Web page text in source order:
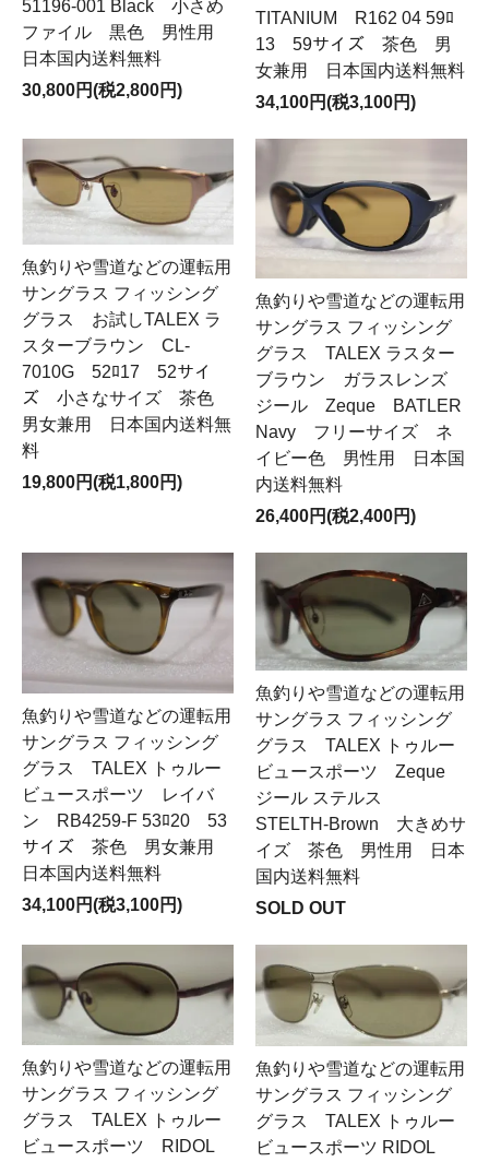
51196-001 Black 小さめ
ファイル 黒色 男性用
日本国内送料無料
30,800円(税2,800円)
TITANIUM R162 04 59ﾛ
13 59サイズ 茶色 男
女兼用 日本国内送料無料
34,100円(税3,100円)
魚釣りや雪道などの運転用
サングラス フィッシング
グラス お試しTALEX ラ
スターブラウン CL-
7010G 52ﾛ17 52サイ
ズ 小さなサイズ 茶色
男女兼用 日本国内送料無
料
19,800円(税1,800円)
魚釣りや雪道などの運転用
サングラス フィッシング
グラス TALEX ラスター
ブラウン ガラスレンズ
ジール Zeque BATLER
Navy フリーサイズ ネ
イビー色 男性用 日本国
内送料無料
26,400円(税2,400円)
魚釣りや雪道などの運転用
サングラス フィッシング
グラス TALEX トゥルー
ビュースポーツ レイバ
ン RB4259-F 53ﾛ20 53
サイズ 茶色 男女兼用
日本国内送料無料
34,100円(税3,100円)
魚釣りや雪道などの運転用
サングラス フィッシング
グラス TALEX トゥルー
ビュースポーツ Zeque
ジール ステルス
STELTH-Brown 大きめサ
イズ 茶色 男性用 日本
国内送料無料
SOLD OUT
魚釣りや雪道などの運転用
サングラス フィッシング
グラス TALEX トゥルー
ビュースポーツ RIDOL
魚釣りや雪道などの運転用
サングラス フィッシング
グラス TALEX トゥルー
ビュースポーツ RIDOL